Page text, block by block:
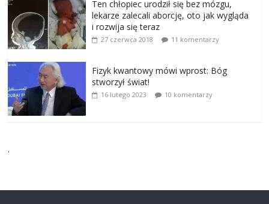
Ten chłopiec urodził się bez mózgu,
lekarze zalecali aborcję, oto jak wygląda
i rozwija się teraz
27 czerwca 2018 11 komentarzy
Fizyk kwantowy mówi wprost: Bóg
stworzył świat!
16 lutego 2023 10 komentarzy
.